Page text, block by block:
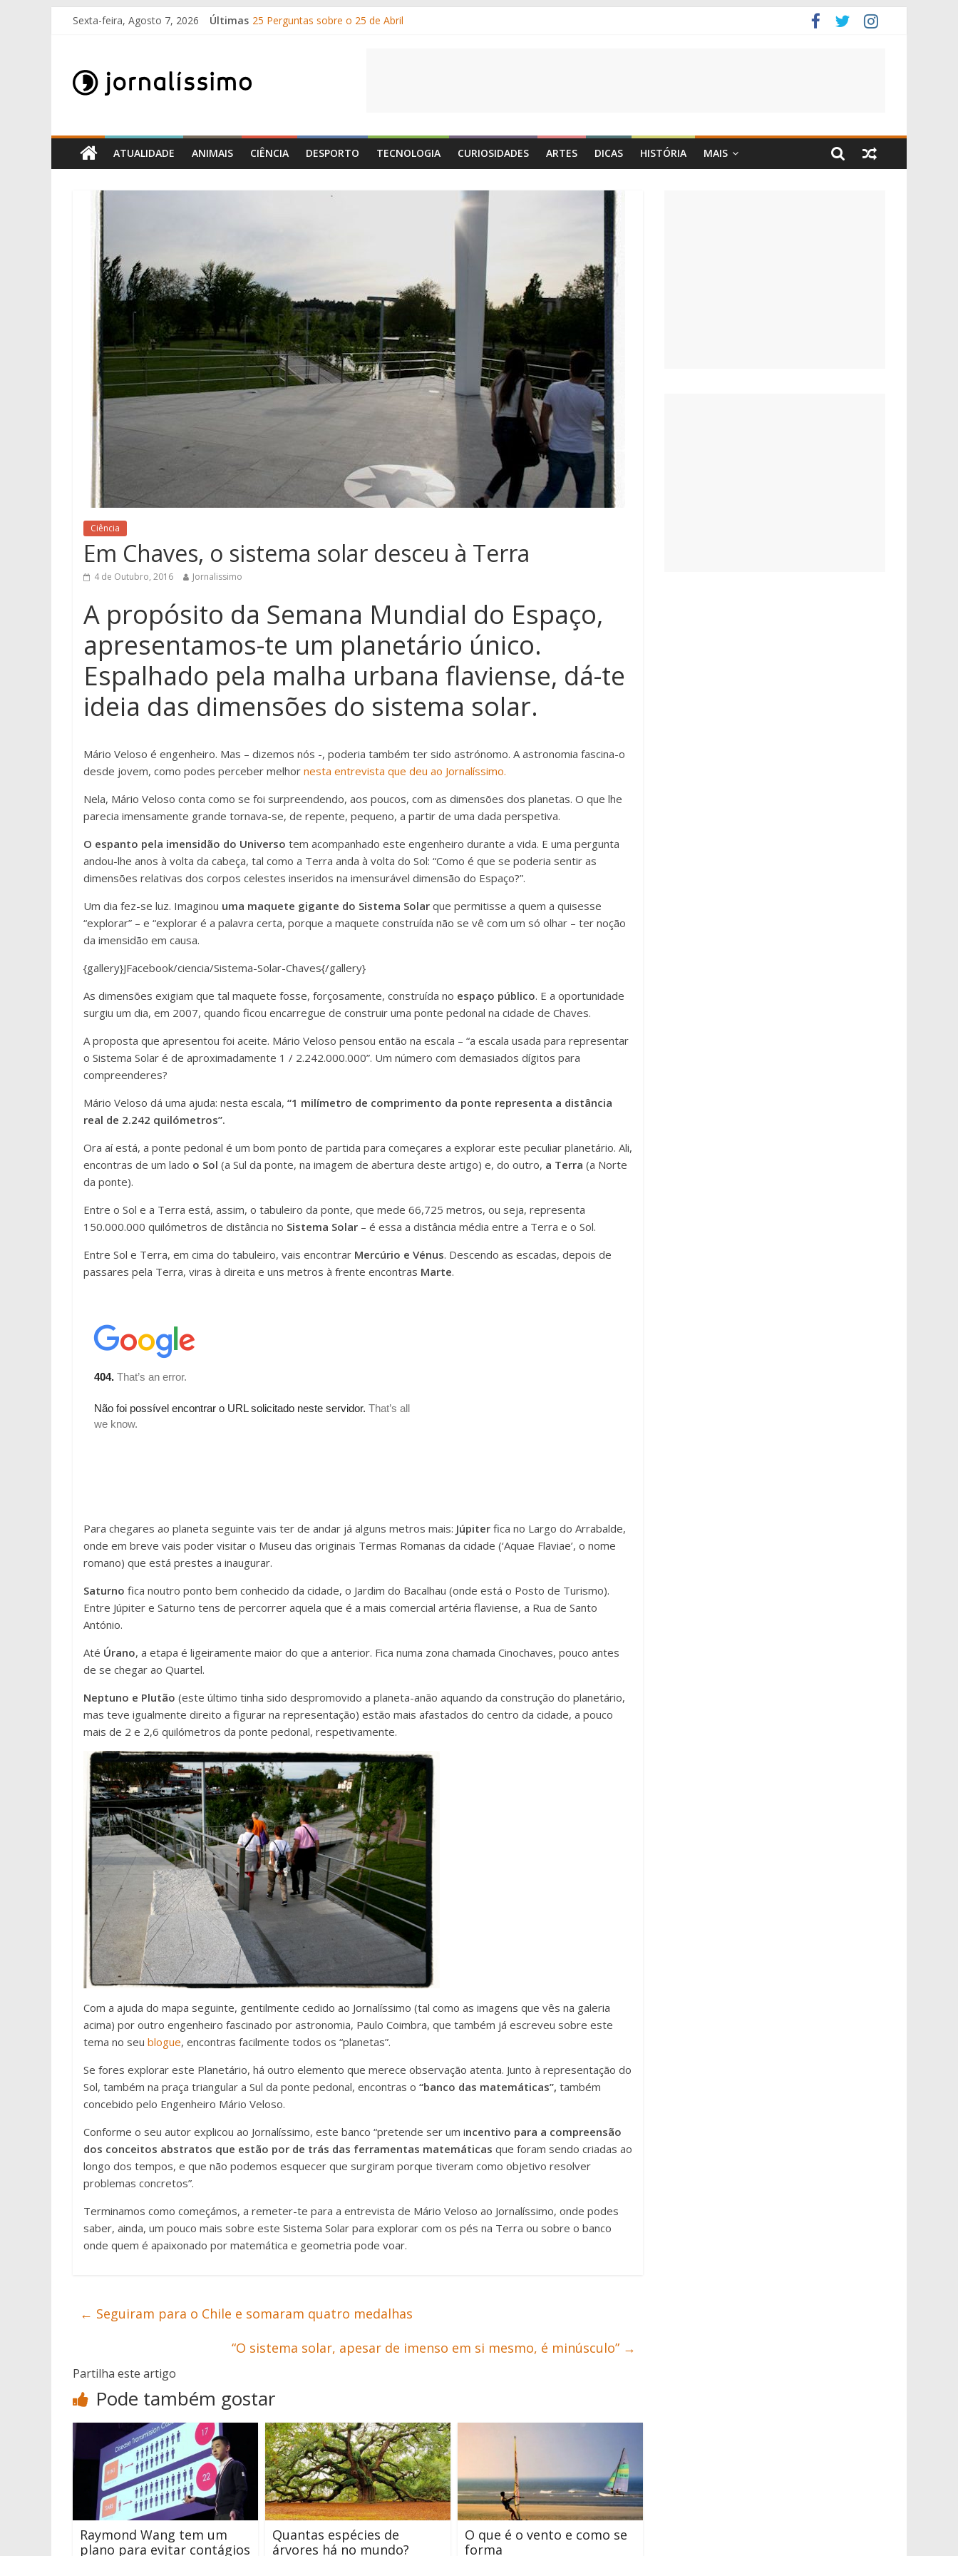
Sexta-feira, Agosto 7, 2026 Últimas 25 Perguntas sobre o 25 de Abril
Jornalissimo
Jornalissimo
ATUALIDADE ANIMAIS CIÊNCIA DESPORTO TECNOLOGIA CURIOSIDADES ARTES DICAS HISTÓRIA MAIS
Ciência
Em Chaves, o sistema solar desceu à Terra
4 de Outubro, 2016 Jornalissimo
A propósito da Semana Mundial do Espaço,
apresentamos-te um planetário único.
Espalhado pela malha urbana flaviense, dá-te
ideia das dimensões do sistema solar.
Mário Veloso é engenheiro. Mas – dizemos nós -, poderia também ter sido astrónomo. A astronomia fascina-o
desde jovem, como podes perceber melhor nesta entrevista que deu ao Jornalíssimo.
Nela, Mário Veloso conta como se foi surpreendendo, aos poucos, com as dimensões dos planetas. O que lhe
parecia imensamente grande tornava-se, de repente, pequeno, a partir de uma dada perspetiva.
O espanto pela imensidão do Universo tem acompanhado este engenheiro durante a vida. E uma pergunta
andou-lhe anos à volta da cabeça, tal como a Terra anda à volta do Sol: “Como é que se poderia sentir as
dimensões relativas dos corpos celestes inseridos na imensurável dimensão do Espaço?”.
Um dia fez-se luz. Imaginou uma maquete gigante do Sistema Solar que permitisse a quem a quisesse
“explorar” – e “explorar é a palavra certa, porque a maquete construída não se vê com um só olhar – ter noção
da imensidão em causa.
{gallery}JFacebook/ciencia/Sistema-Solar-Chaves{/gallery}
As dimensões exigiam que tal maquete fosse, forçosamente, construída no espaço público. E a oportunidade
surgiu um dia, em 2007, quando ficou encarregue de construir uma ponte pedonal na cidade de Chaves.
A proposta que apresentou foi aceite. Mário Veloso pensou então na escala – “a escala usada para representar
o Sistema Solar é de aproximadamente 1 / 2.242.000.000”. Um número com demasiados dígitos para
compreenderes?
Mário Veloso dá uma ajuda: nesta escala, “1 milímetro de comprimento da ponte representa a distância
real de 2.242 quilómetros”.
Ora aí está, a ponte pedonal é um bom ponto de partida para começares a explorar este peculiar planetário. Ali,
encontras de um lado o Sol (a Sul da ponte, na imagem de abertura deste artigo) e, do outro, a Terra (a Norte
da ponte).
Entre o Sol e a Terra está, assim, o tabuleiro da ponte, que mede 66,725 metros, ou seja, representa
150.000.000 quilómetros de distância no Sistema Solar – é essa a distância média entre a Terra e o Sol.
Entre Sol e Terra, em cima do tabuleiro, vais encontrar Mercúrio e Vénus. Descendo as escadas, depois de
passares pela Terra, viras à direita e uns metros à frente encontras Marte.
Para chegares ao planeta seguinte vais ter de andar já alguns metros mais: Júpiter fica no Largo do Arrabalde,
onde em breve vais poder visitar o Museu das originais Termas Romanas da cidade (‘Aquae Flaviae’, o nome
romano) que está prestes a inaugurar.
Saturno fica noutro ponto bem conhecido da cidade, o Jardim do Bacalhau (onde está o Posto de Turismo).
Entre Júpiter e Saturno tens de percorrer aquela que é a mais comercial artéria flaviense, a Rua de Santo
António.
Até Úrano, a etapa é ligeiramente maior do que a anterior. Fica numa zona chamada Cinochaves, pouco antes
de se chegar ao Quartel.
Neptuno e Plutão (este último tinha sido despromovido a planeta-anão aquando da construção do planetário,
mas teve igualmente direito a figurar na representação) estão mais afastados do centro da cidade, a pouco
mais de 2 e 2,6 quilómetros da ponte pedonal, respetivamente.
Com a ajuda do mapa seguinte, gentilmente cedido ao Jornalíssimo (tal como as imagens que vês na galeria
acima) por outro engenheiro fascinado por astronomia, Paulo Coimbra, que também já escreveu sobre este
tema no seu blogue, encontras facilmente todos os “planetas”.
Se fores explorar este Planetário, há outro elemento que merece observação atenta. Junto à representação do
Sol, também na praça triangular a Sul da ponte pedonal, encontras o “banco das matemáticas”, também
concebido pelo Engenheiro Mário Veloso.
Conforme o seu autor explicou ao Jornalíssimo, este banco “pretende ser um incentivo para a compreensão
dos conceitos abstratos que estão por de trás das ferramentas matemáticas que foram sendo criadas ao
longo dos tempos, e que não podemos esquecer que surgiram porque tiveram como objetivo resolver
problemas concretos”.
Terminamos como começámos, a remeter-te para a entrevista de Mário Veloso ao Jornalíssimo, onde podes
saber, ainda, um pouco mais sobre este Sistema Solar para explorar com os pés na Terra ou sobre o banco
onde quem é apaixonado por matemática e geometria pode voar.
← Seguiram para o Chile e somaram quatro medalhas
“O sistema solar, apesar de imenso em si mesmo, é minúsculo” →
Partilha este artigo
Pode também gostar
Raymond Wang tem um
plano para evitar contágios
Quantas espécies de
árvores há no mundo?
O que é o vento e como se
forma